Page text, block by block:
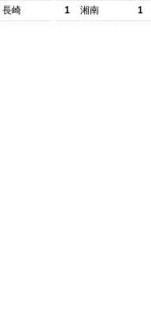
長崎
1
湘南 1